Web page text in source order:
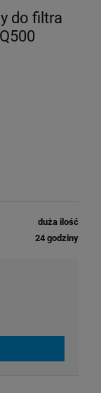
do filtra
duża ilość
24 godziny